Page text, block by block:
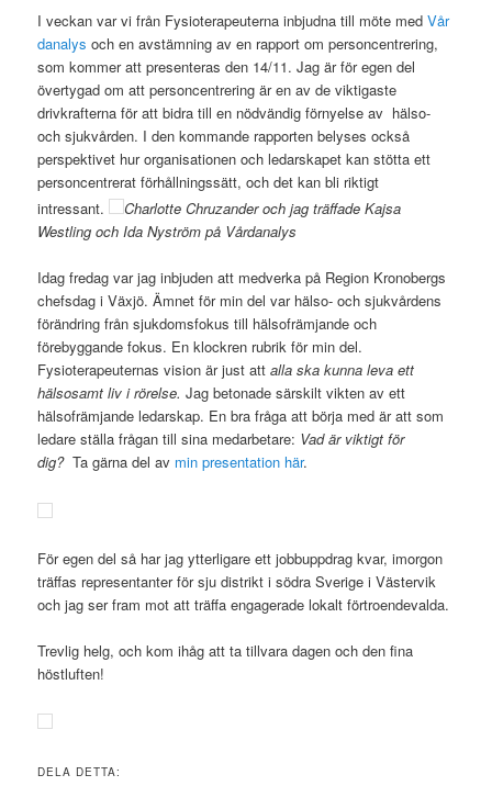
I veckan var vi från Fysioterapeuterna inbjudna till möte medVår
danalys och en avstämning av en rapport om personcentrering,
som kommer att presenteras den 14/11. Jag är för egen del
övertygad om att personcentrering är en av de viktigaste
drivkrafterna för att bidra till en nödvändig förnyelse av hälso-
och sjukvården. I den kommande rapporten belyses också
perspektivet hur organisationen och ledarskapet kan stötta ett
personcentrerat förhållningssätt, och det kan bli riktigt
intressant.
Charlotte Chruzander och jag träffade Kajsa
Westling och Ida Nyström på Vårdanalys
Idag fredag var jag inbjuden att medverka på Region Kronobergs
chefsdag i Växjö. Ämnet för min del var hälso- och sjukvårdens
förändring från sjukdomsfokus till hälsofrämjande och
förebyggande fokus. En klockren rubrik för min del.
Fysioterapeuternas vision är just attalla ska kunna leva ett
hälsosamt liv i rörelse.Jag betonade särskilt vikten av ett
hälsofrämjande ledarskap. En bra fråga att börja med är att som
ledare ställa frågan till sina medarbetare: Vad är viktigt för
dig?Ta gärna del av min presentation här.
För egen del så har jag ytterligare ett jobbuppdrag kvar, imorgon
träffas representanter för sju distrikt i södra Sverige i Västervik
och jag ser fram mot att träffa engagerade lokalt förtroendevalda.
Trevlig helg, och kom ihåg att ta tillvara dagen och den fina
höstluften!
DELA DETTA: